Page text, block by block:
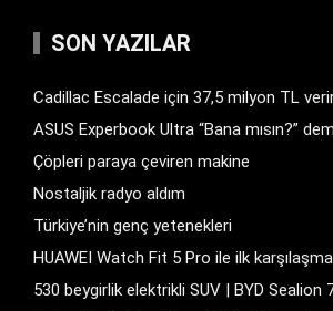
SON YAZILAR
Cadillac Escalade için 37,5 milyon TL
ASUS Experbook Ultra “Bana mısın?”
Çöpleri paraya çeviren makine
Nostaljik radyo aldım
Türkiye’nin genç yetenekleri
HUAWEI Watch Fit 5 Pro ile ilk karşılaşma
530 beygirlik elektrikli SUV | BYD Sealion